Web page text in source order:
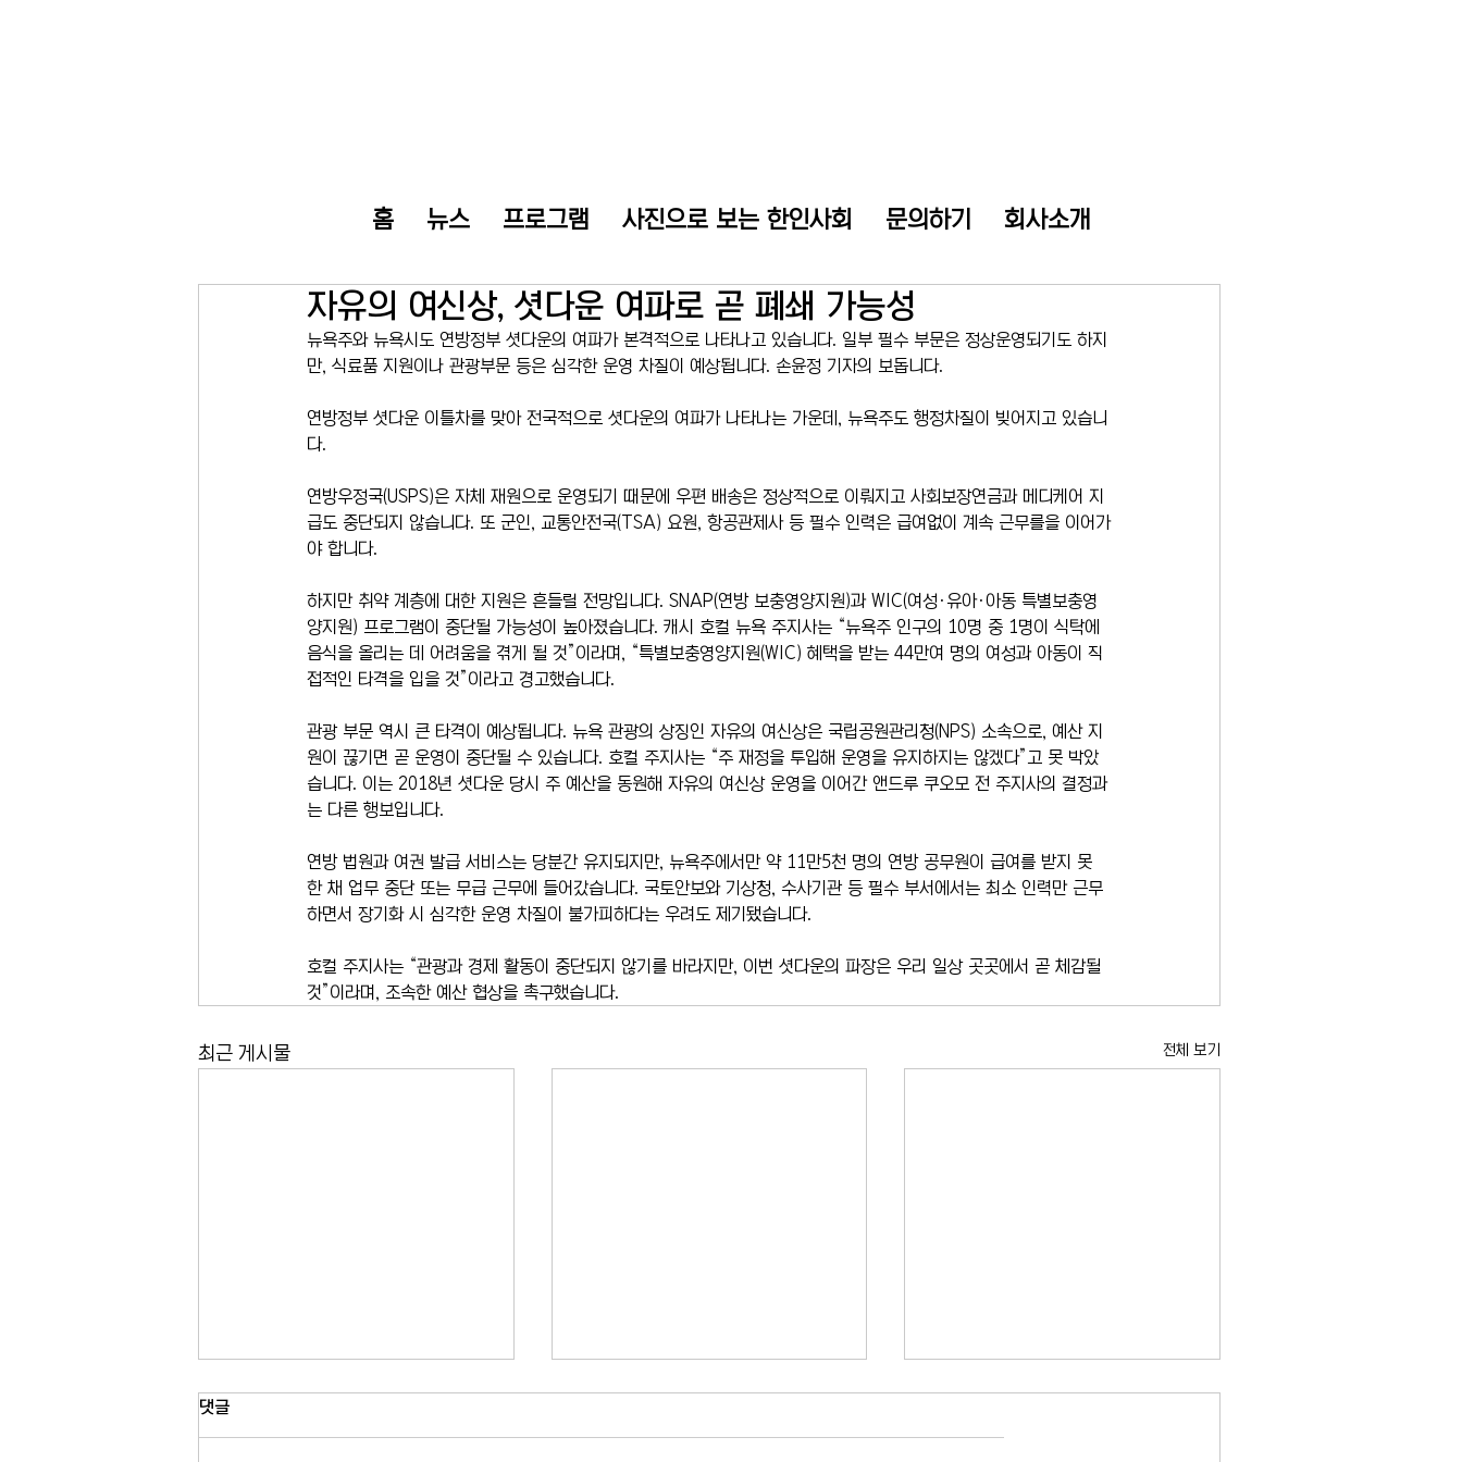
홈 뉴스 프로그램 사진으로 보는 한인사회 문의하기 회사소개
자유의 여신상, 셧다운 여파로 곧 폐쇄 가능성
뉴욕주와 뉴욕시도 연방정부 셧다운의 여파가 본격적으로 나타나고 있습니다. 일부 필수 부문은 정상운영되기도 하지
만, 식료품 지원이나 관광부문 등은 심각한 운영 차질이 예상됩니다. 손윤정 기자의 보돕니다.
연방정부 셧다운 이틀차를 맞아 전국적으로 셧다운의 여파가 나타나는 가운데, 뉴욕주도 행정차질이 빚어지고 있습니
다.
연방우정국(USPS)은 자체 재원으로 운영되기 때문에 우편 배송은 정상적으로 이뤄지고 사회보장연금과 메디케어 지
급도 중단되지 않습니다. 또 군인, 교통안전국(TSA) 요원, 항공관제사 등 필수 인력은 급여없이 계속 근무를을 이어가
야 합니다.
하지만 취약 계층에 대한 지원은 흔들릴 전망입니다. SNAP(연방 보충영양지원)과 WIC(여성·유아·아동 특별보충영
양지원) 프로그램이 중단될 가능성이 높아졌습니다. 캐시 호컬 뉴욕 주지사는 “뉴욕주 인구의 10명 중 1명이 식탁에
음식을 올리는 데 어려움을 겪게 될 것”이라며, “특별보충영양지원(WIC) 혜택을 받는 44만여 명의 여성과 아동이 직
접적인 타격을 입을 것”이라고 경고했습니다.
관광 부문 역시 큰 타격이 예상됩니다. 뉴욕 관광의 상징인 자유의 여신상은 국립공원관리청(NPS) 소속으로, 예산 지
원이 끊기면 곧 운영이 중단될 수 있습니다. 호컬 주지사는 “주 재정을 투입해 운영을 유지하지는 않겠다”고 못 박았
습니다. 이는 2018년 셧다운 당시 주 예산을 동원해 자유의 여신상 운영을 이어간 앤드루 쿠오모 전 주지사의 결정과
는 다른 행보입니다.
연방 법원과 여권 발급 서비스는 당분간 유지되지만, 뉴욕주에서만 약 11만5천 명의 연방 공무원이 급여를 받지 못
한 채 업무 중단 또는 무급 근무에 들어갔습니다. 국토안보와 기상청, 수사기관 등 필수 부서에서는 최소 인력만 근무
하면서 장기화 시 심각한 운영 차질이 불가피하다는 우려도 제기됐습니다.
호컬 주지사는 “관광과 경제 활동이 중단되지 않기를 바라지만, 이번 셧다운의 파장은 우리 일상 곳곳에서 곧 체감될
것”이라며, 조속한 예산 협상을 촉구했습니다.
최근 게시물 전체 보기
미국 12개 주 상수도 시설 사이버
공격…이란 연계 해커 소행 가능
성 수사
US오픈 티켓 암표 가격 급등…뉴
FDA, 미국 첫 mRNA 독감백신
댓글